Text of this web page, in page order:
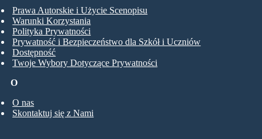
O
O nas
Skontaktuj się z Nami
Prawa Autorskie i Użycie Scenopisu
Warunki Korzystania
Polityka Prywatności
Prywatność i Bezpieczeństwo dla Szkół i Uczniów
Dostępność
Twoje Wybory Dotyczące Prywatności